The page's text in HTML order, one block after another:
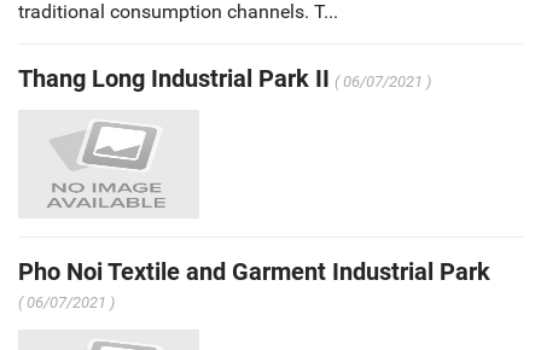
traditional consumption channels. T...
Thang Long Industrial Park II ( 06/07/2021 )
Pho Noi Textile and Garment Industrial Park
( 06/07/2021 )